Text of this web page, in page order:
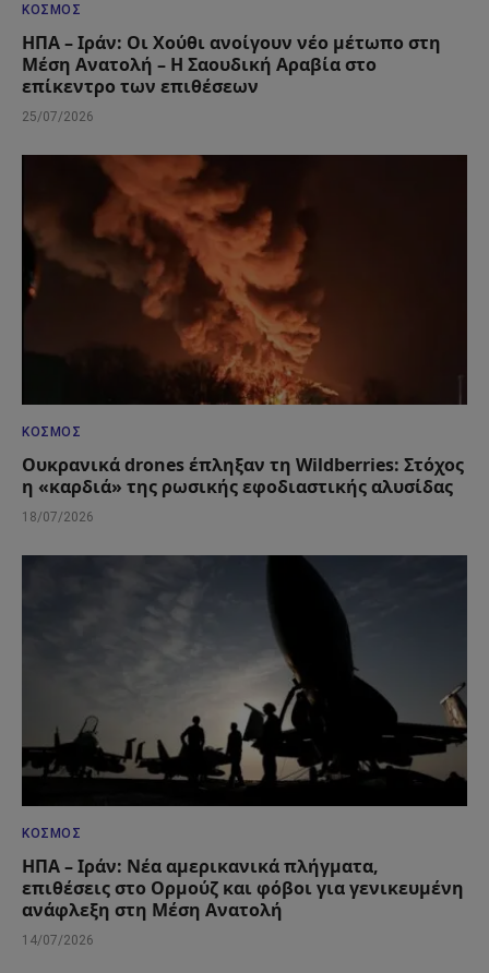
ΚΌΣΜΟΣ
ΗΠΑ – Ιράν: Οι Χούθι ανοίγουν νέο μέτωπο στη
Μέση Ανατολή – Η Σαουδική Αραβία στο
επίκεντρο των επιθέσεων
25/07/2026
ΚΌΣΜΟΣ
Ουκρανικά drones έπληξαν τη Wildberries: Στόχος
η «καρδιά» της ρωσικής εφοδιαστικής αλυσίδας
18/07/2026
ΚΌΣΜΟΣ
ΗΠΑ – Ιράν: Νέα αμερικανικά πλήγματα,
επιθέσεις στο Ορμούζ και φόβοι για γενικευμένη
ανάφλεξη στη Μέση Ανατολή
14/07/2026